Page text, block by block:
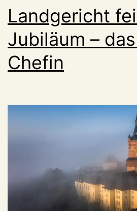
Landgericht
Jubiläum –
Chefin